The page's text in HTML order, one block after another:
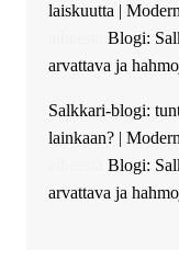
successfully
Ajax Chat.
laiskuutta |
Blogi:
arvattava ja
Salkkari-blogi:
lainkaan? |
Blogi:
arvattava ja